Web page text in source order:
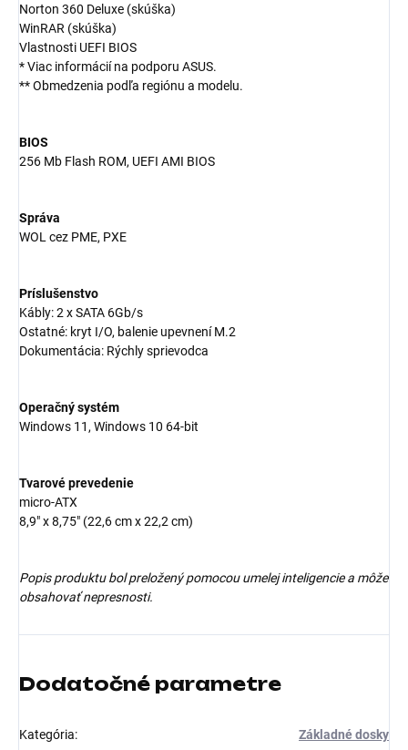
Norton 360 Deluxe (skúška)
WinRAR (skúška)
Vlastnosti UEFI BIOS
* Viac informácií na podporu ASUS.
** Obmedzenia podľa regiónu a modelu.
BIOS
256 Mb Flash ROM, UEFI AMI BIOS
Správa
WOL cez PME, PXE
Príslušenstvo
Kábly: 2 x SATA 6Gb/s
Ostatné: kryt I/O, balenie upevnení M.2
Dokumentácia: Rýchly sprievodca
Operačný systém
Windows 11, Windows 10 64-bit
Tvarové prevedenie
micro-ATX
8,9" x 8,75" (22,6 cm x 22,2 cm)
Popis produktu bol preložený pomocou umelej inteligencie a môže
obsahovať nepresnosti.
Dodatočné parametre
Kategória: Základné dosky